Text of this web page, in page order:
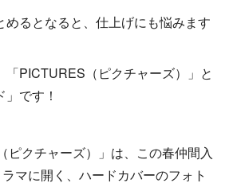
めるとなると、仕上げにも悩みます
「PICTURES（ピクチャーズ）」と
」です！
ピクチャーズ）」は、この春仲間入
マに開く、ハードカバーのフォト